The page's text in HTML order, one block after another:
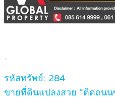
.
รหัสทรัพย์: 284
ขายที่ดินแปลงสวย “ติดถนน